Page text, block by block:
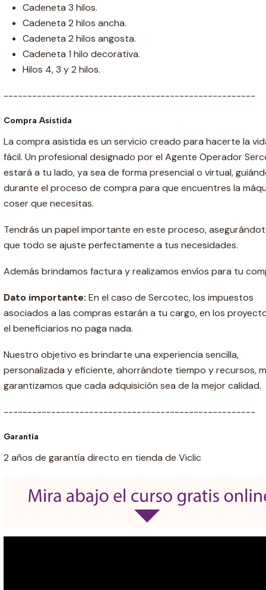
Cadeneta 3 hilos.
Cadeneta 2 hilos ancha.
Cadeneta 2 hilos angosta.
Cadeneta 1 hilo decorativa.
Hilos 4, 3 y 2 hilos.
-----------------------------------------------------
Compra Asistida
La compra asistida es un servicio creado para hacerte la
fácil. Un profesional designado por el Agente Operador
estará a tu lado, ya sea de forma presencial o virtual,
durante el proceso de compra para que encuentres la
coser que necesitas.
Tendrás un papel importante en este proceso,
que todo se ajuste perfectamente a tus necesidades.
Además brindamos factura y realizamos envíos para tu
Dato importante: En el caso de Sercotec, los impuestos
asociados a las compras estarán a tu cargo, en los
el beneficiarios no paga nada.
Nuestro objetivo es brindarte una experiencia sencilla,
personalizada y eficiente, ahorrándote tiempo y recursos,
garantizamos que cada adquisición sea de la mejor calidad.
-----------------------------------------------------
Garantía
2 años de garantía directo en tienda de Viclic